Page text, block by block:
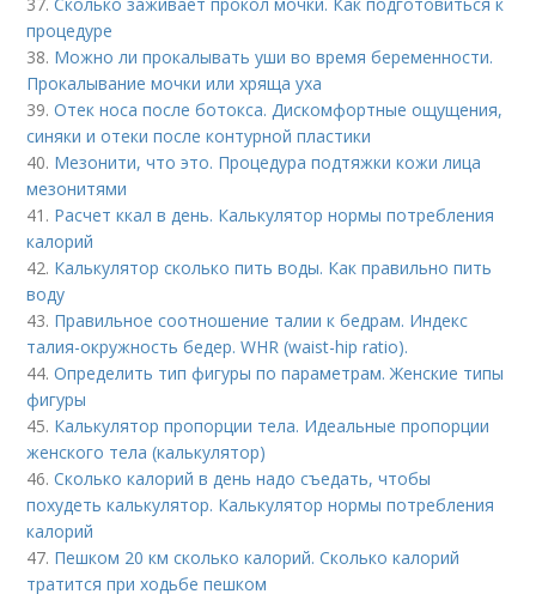
процедуре
38. Можно ли прокалывать уши во время беременности.
Прокалывание мочки или хряща уха
39.Отек носа после ботокса. Дискомфортные ощущения,
синяки и отеки после контурной пластики
40. Мезонити, что это. Процедура подтяжки кожи лица
мезонитями
41. Расчет ккал в день. Калькулятор нормы потребления
калорий
42. Калькулятор сколько пить воды. Как правильно пить
воду
43. Правильное соотношение талии к бедрам. Индекс
талия-окружность бедер. WHR (waist-hip ratio).
44.Определить тип фигуры по параметрам. Женские типы
фигуры
45. Калькулятор пропорции тела. Идеальные пропорции
женского тела (калькулятор)
46.Сколько калорий в день надо съедать, чтобы
похудеть калькулятор. Калькулятор нормы потребления
калорий
47. Пешком 20 км сколько калорий. Сколько калорий
тратится при ходьбе пешком